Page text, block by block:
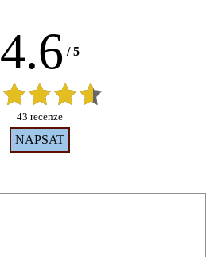
4.6 /5
43 recenze